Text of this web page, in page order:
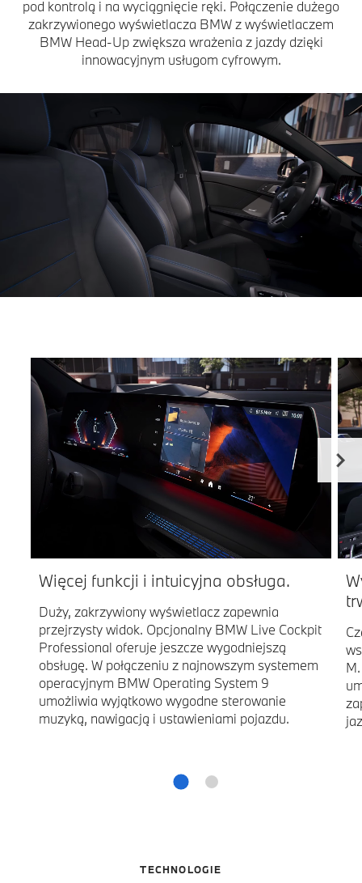
pod kontrolą i na wyciągnięcie ręki. Połączenie dużego
zakrzywionego wyświetlacza BMW z wyświetlaczem
BMW Head-Up zwiększa wrażenia z jazdy dzięki
innowacyjnym usługom cyfrowym.
Więcej funkcji i intuicyjna obsługa.
Duży, zakrzywiony wyświetlacz zapewnia
przejrzysty widok. Opcjonalny BMW Live Cockpit
Professional oferuje jeszcze wygodniejszą
obsługę. W połączeniu z najnowszym systemem
operacyjnym BMW Operating System 9
umożliwia wyjątkowo wygodne sterowanie
muzyką, nawigacją i ustawieniami pojazdu.
TECHNOLOGIE